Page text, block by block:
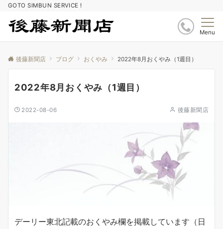
GOTO SIMBUN SERVICE !
Menu
後藤新聞店 ブログ おくやみ 2022年8月おくやみ（1週目）
2022年8月おくやみ（1週目）
2022-08-06 後藤新聞店
デーリー東北記載のおくやみ欄を掲載しています（日